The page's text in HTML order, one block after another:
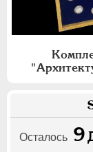
Осталось 9